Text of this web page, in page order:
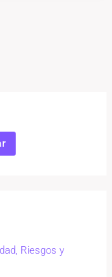
Riesgos y